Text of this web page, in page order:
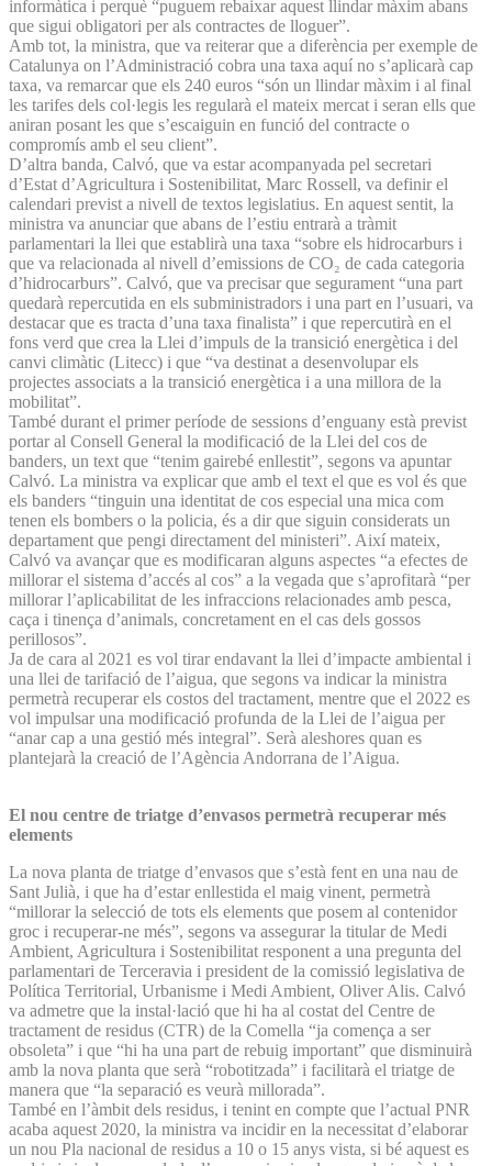
informàtica i perquè “puguem rebaixar aquest llindar màxim abans
que sigui obligatori per als contractes de lloguer”.
Amb tot, la ministra, que va reiterar que a diferència per exemple de
Catalunya on l’Administració cobra una taxa aquí no s’aplicarà cap
taxa, va remarcar que els 240 euros “són un llindar màxim i al final
les tarifes dels col·legis les regularà el mateix mercat i seran ells que
aniran posant les que s’escaiguin en funció del contracte o
compromís amb el seu client”.
D’altra banda, Calvó, que va estar acompanyada pel secretari
d’Estat d’Agricultura i Sostenibilitat, Marc Rossell, va definir el
calendari previst a nivell de textos legislatius. En aquest sentit, la
ministra va anunciar que abans de l’estiu entrarà a tràmit
parlamentari la llei que establirà una taxa “sobre els hidrocarburs i
que va relacionada al nivell d’emissions de CO₂ de cada categoria
d’hidrocarburs”. Calvó, que va precisar que segurament “una part
quedarà repercutida en els subministradors i una part en l’usuari, va
destacar que es tracta d’una taxa finalista” i que repercutirà en el
fons verd que crea la Llei d’impuls de la transició energètica i del
canvi climàtic (Litecc) i que “va destinat a desenvolupar els
projectes associats a la transició energètica i a una millora de la
mobilitat”.
També durant el primer període de sessions d’enguany està previst
portar al Consell General la modificació de la Llei del cos de
banders, un text que “tenim gairebé enllestit”, segons va apuntar
Calvó. La ministra va explicar que amb el text el que es vol és que
els banders “tinguin una identitat de cos especial una mica com
tenen els bombers o la policia, és a dir que siguin considerats un
departament que pengi directament del ministeri”. Així mateix,
Calvó va avançar que es modificaran alguns aspectes “a efectes de
millorar el sistema d’accés al cos” a la vegada que s’aprofitarà “per
millorar l’aplicabilitat de les infraccions relacionades amb pesca,
caça i tinença d’animals, concretament en el cas dels gossos
perillosos”.
Ja de cara al 2021 es vol tirar endavant la llei d’impacte ambiental i
una llei de tarifació de l’aigua, que segons va indicar la ministra
permetrà recuperar els costos del tractament, mentre que el 2022 es
vol impulsar una modificació profunda de la Llei de l’aigua per
“anar cap a una gestió més integral”. Serà aleshores quan es
plantejarà la creació de l’Agència Andorrana de l’Aigua.
El nou centre de triatge d’envasos permetrà recuperar més
elements
La nova planta de triatge d’envasos que s’està fent en una nau de
Sant Julià, i que ha d’estar enllestida el maig vinent, permetrà
“millorar la selecció de tots els elements que posem al contenidor
groc i recuperar-ne més”, segons va assegurar la titular de Medi
Ambient, Agricultura i Sostenibilitat responent a una pregunta del
parlamentari de Terceravia i president de la comissió legislativa de
Política Territorial, Urbanisme i Medi Ambient, Oliver Alis. Calvó
va admetre que la instal·lació que hi ha al costat del Centre de
tractament de residus (CTR) de la Comella “ja comença a ser
obsoleta” i que “hi ha una part de rebuig important” que disminuirà
amb la nova planta que serà “robotitzada” i facilitarà el triatge de
manera que “la separació es veurà millorada”.
També en l’àmbit dels residus, i tenint en compte que l’actual PNR
acaba aquest 2020, la ministra va incidir en la necessitat d’elaborar
un nou Pla nacional de residus a 10 o 15 anys vista, si bé aquest es